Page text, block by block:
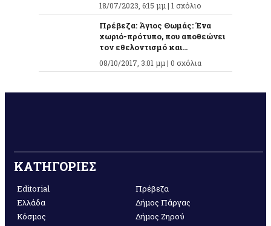
18/07/2023, 6:15 μμ | 1 σχόλιο
Πρέβεζα: Άγιος Θωμάς: Ένα
χωριό-πρότυπο, που αποθεώνει
τον εθελοντισμό και...
08/10/2017, 3:01 μμ | 0 σχόλια
ΚΑΤΗΓΟΡΙΕΣ
Editorial
Ελλάδα
Κόσμος
Πρέβεζα
Δήμος Πάργας
Δήμος Ζηρού